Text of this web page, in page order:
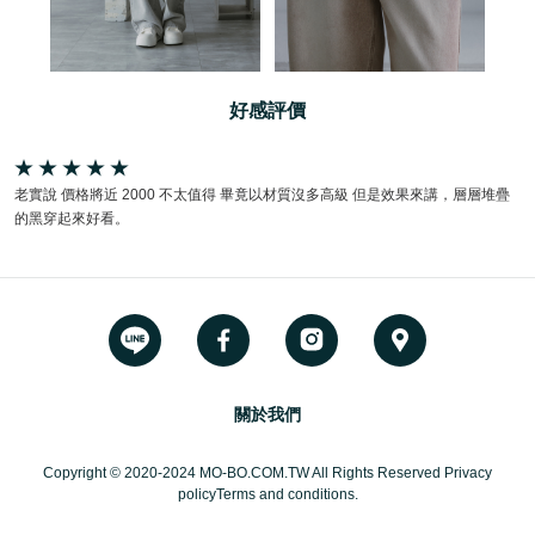
好感評價
老實說 價格將近 2000 不太值得 畢竟以材質沒多高級 但是效果來講，層層堆疊
的黑穿起來好看。
關於我們
Copyright © 2020-2024 MO-BO.COM.TW All Rights Reserved Privacy
policyTerms and conditions.